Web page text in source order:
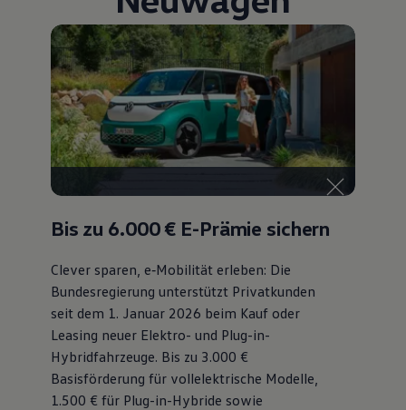
Bis zu 6.000 € E-Prämie sichern
Clever sparen, e‑Mobilität erleben: Die
Bundesregierung unterstützt Privatkunden
seit dem 1. Januar 2026 beim Kauf oder
Leasing neuer Elektro- und Plug-in-
Hybridfahrzeuge. Bis zu 3.000 €
Basisförderung für vollelektrische Modelle,
1.500 € für Plug-in-Hybride sowie